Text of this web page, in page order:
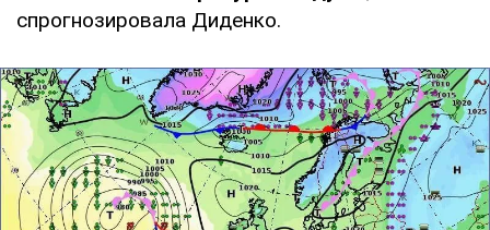
спрогнозировала Диденко.